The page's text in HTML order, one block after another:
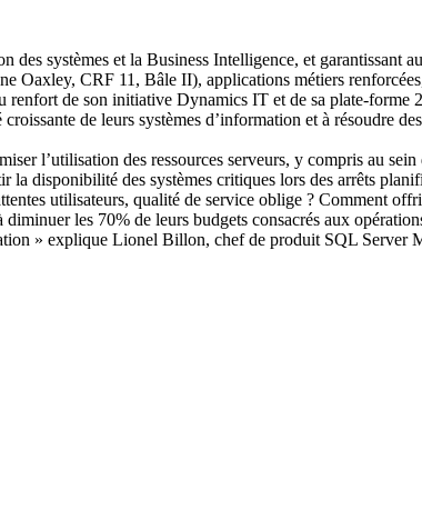
des systèmes et la Business Intelligence, et
Oaxley, CRF 11, Bâle II), applications métiers
de son initiative Dynamics IT et de sa plate-
de leurs systèmes d’information et à résoudre
l’utilisation des ressources serveurs, y compris au
la disponibilité des systèmes critiques lors des arrêts
utilisateurs, qualité de service oblige ? Comment
les 70% de leurs budgets consacrés aux
» explique Lionel Billon, chef de produit SQL Server